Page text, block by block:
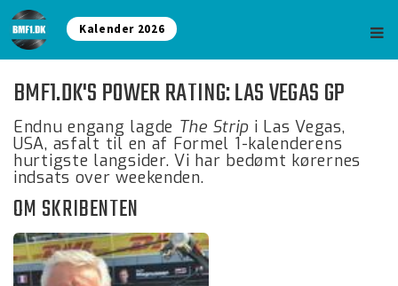
Kalender 2026
BMF1.DK'S POWER RATING: LAS VEGAS GP
Endnu engang lagde The Strip i Las Vegas,
USA, asfalt til en af Formel 1-kalenderens
hurtigste langsider. Vi har bedømt kørernes
indsats over weekenden.
OM SKRIBENTEN